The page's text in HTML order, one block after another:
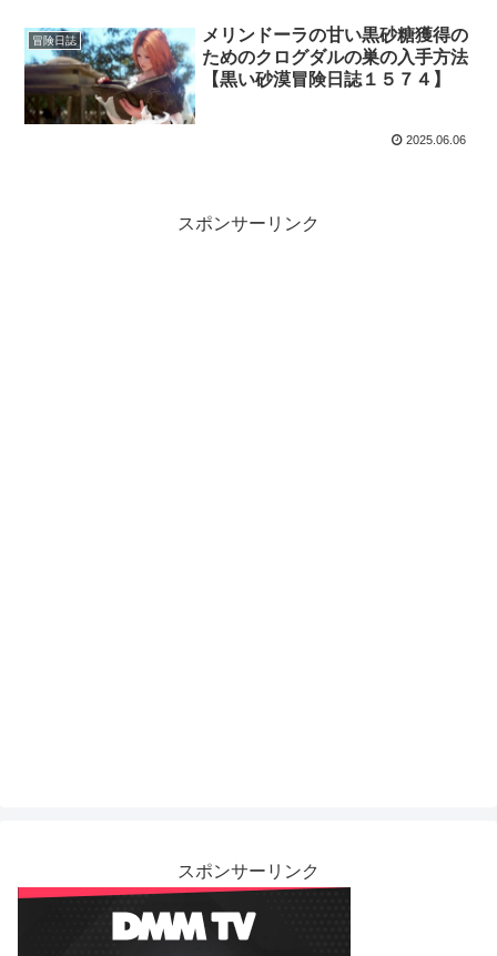
冒険日誌
メリンドーラの甘い黒砂糖獲得の
ためのクログダルの巣の入手方法
【黒い砂漠冒険日誌１５７４】
2025.06.06
スポンサーリンク
スポンサーリンク